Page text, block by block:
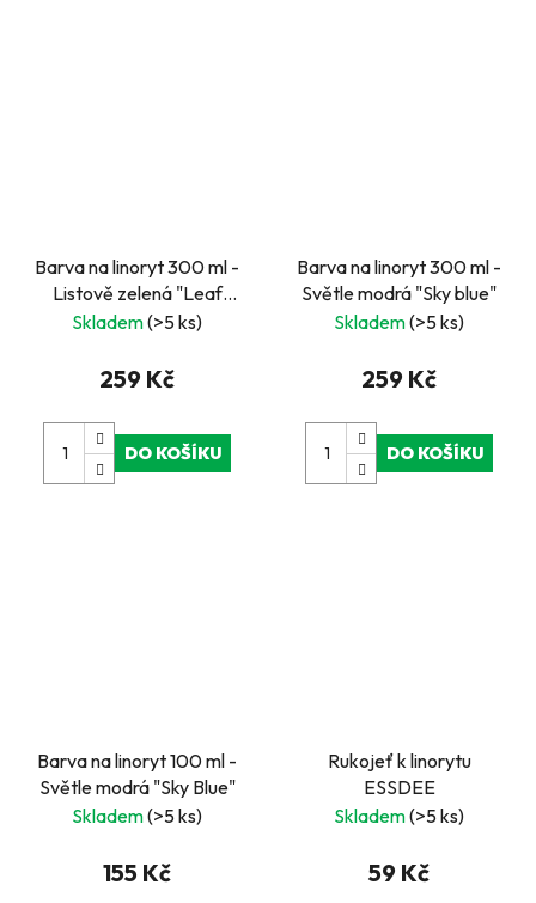
Barva na linoryt 300 ml -
Listově zelená "Leaf
green"
Skladem(>5 ks)
259 Kč
DO KOŠÍKU
Barva na linoryt 300 ml -
Světle modrá "Sky blue"
Skladem(>5 ks)
259 Kč
DO KOŠÍKU
Barva na linoryt 100 ml -
Světle modrá "Sky Blue"
Skladem(>5 ks)
155 Kč
Rukojeť k linorytu
ESSDEE
Skladem(>5 ks)
59 Kč